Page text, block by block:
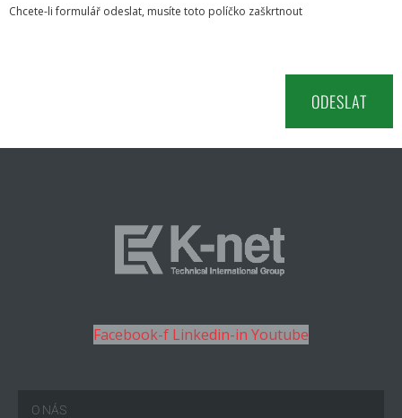
Chcete-li formulář odeslat, musíte toto políčko zaškrtnout
Facebook-f Linkedin-in Youtube
O NÁS